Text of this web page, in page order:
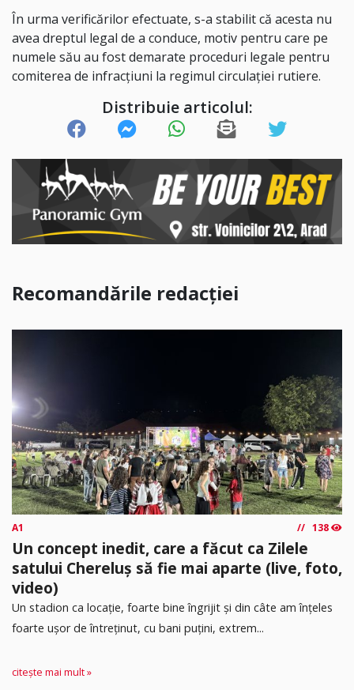
În urma verificărilor efectuate, s-a stabilit că acesta nu
avea dreptul legal de a conduce, motiv pentru care pe
numele său au fost demarate proceduri legale pentru
comiterea de infracțiuni la regimul circulației rutiere.
Distribuie articolul:
Recomandările redacției
A1 138
Un concept inedit, care a făcut ca Zilele
satului Chereluș să fie mai aparte (live, foto,
video)
Un stadion ca locație, foarte bine îngrijit și din câte am înțeles
foarte ușor de întreținut, cu bani puțini, extrem...
citește mai mult »